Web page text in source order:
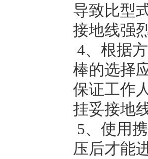
导致比型
接地线强
4、根据
棒的选择
保证工作
挂妥接地
5、使用
压后才能